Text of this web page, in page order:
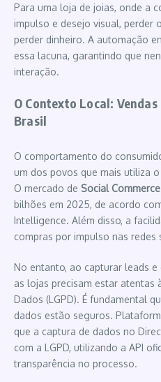
Para uma loja de joias, onde a
impulso e desejo visual, perder
perder dinheiro. A automação
essa lacuna, garantindo que
interação.
O Contexto Local:
Brasil
O comportamento do
um dos povos que mais utiliza
O mercado de Social Commerce
bilhões em 2025, de acordo
Intelligence. Além disso, a
compras por impulso nas redes
No entanto, ao capturar leads
as lojas precisam estar atentas
Dados (LGPD). É fundamental
dados estão seguros.
que a captura de dados no
com a LGPD, utilizando a API
transparência no processo.